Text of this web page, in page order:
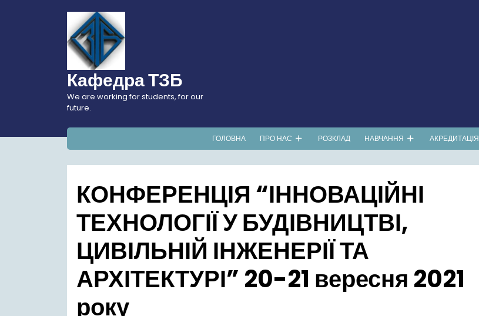
Кафедра ТЗБ
We are working for students, for our
future.
ГОЛОВНА ПРО НАС РОЗКЛАД НАВЧАННЯ АКРЕДИТАЦІЯ
КОНФЕРЕНЦІЯ “ІННОВАЦІЙНІ
ТЕХНОЛОГІЇ У БУДІВНИЦТВІ,
ЦИВІЛЬНІЙ ІНЖЕНЕРІЇ ТА
АРХІТЕКТУРІ” 20-21 вересня 2021
року